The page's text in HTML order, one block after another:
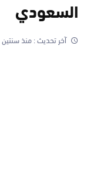
السعودي
آخر تحديث :منذ سنتين